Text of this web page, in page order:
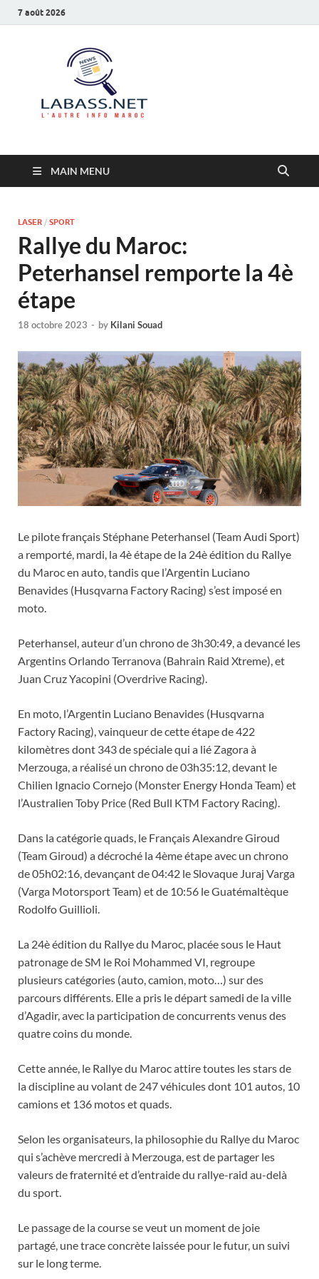
7 août 2026
MAIN MENU
LASER / SPORT
Rallye du Maroc:
Peterhansel remporte la 4è
étape
18 octobre 2023 - by Kilani Souad
Le pilote français Stéphane Peterhansel (Team Audi Sport)
a remporté, mardi, la 4è étape de la 24è édition du Rallye
du Maroc en auto, tandis que l’Argentin Luciano
Benavides (Husqvarna Factory Racing) s’est imposé en
moto.
Peterhansel, auteur d’un chrono de 3h30:49, a devancé les
Argentins Orlando Terranova (Bahrain Raid Xtreme), et
Juan Cruz Yacopini (Overdrive Racing).
En moto, l’Argentin Luciano Benavides (Husqvarna
Factory Racing), vainqueur de cette étape de 422
kilomètres dont 343 de spéciale qui a lié Zagora à
Merzouga, a réalisé un chrono de 03h35:12, devant le
Chilien Ignacio Cornejo (Monster Energy Honda Team) et
l’Australien Toby Price (Red Bull KTM Factory Racing).
Dans la catégorie quads, le Français Alexandre Giroud
(Team Giroud) a décroché la 4ème étape avec un chrono
de 05h02:16, devançant de 04:42 le Slovaque Juraj Varga
(Varga Motorsport Team) et de 10:56 le Guatémaltèque
Rodolfo Guillioli.
La 24è édition du Rallye du Maroc, placée sous le Haut
patronage de SM le Roi Mohammed VI, regroupe
plusieurs catégories (auto, camion, moto…) sur des
parcours différents. Elle a pris le départ samedi de la ville
d’Agadir, avec la participation de concurrents venus des
quatre coins du monde.
Cette année, le Rallye du Maroc attire toutes les stars de
la discipline au volant de 247 véhicules dont 101 autos, 10
camions et 136 motos et quads.
Selon les organisateurs, la philosophie du Rallye du Maroc
qui s’achève mercredi à Merzouga, est de partager les
valeurs de fraternité et d’entraide du rallye-raid au-delà
du sport.
Le passage de la course se veut un moment de joie
partagé, une trace concrète laissée pour le futur, un suivi
sur le long terme.